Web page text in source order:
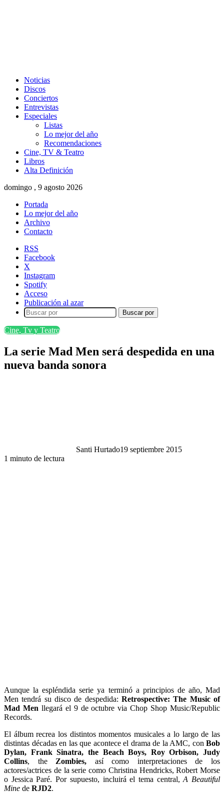
Noticias
Discos
Conciertos
Entrevistas
Especiales
Listas
Lo mejor del año
Recomendaciones
Cine, TV & Teatro
Libros
Alta Definición
domingo , 9 agosto 2026
Portada
Lo mejor del año
Archivo
Contacto
RSS
Facebook
X
Instagram
Spotify
Acceso
Publicación al azar
Buscar por
Cine, Tv y Teatro
La serie Mad Men será despedida en una
nueva banda sonora
Santi Hurtado19 septiembre 2015
1 minuto de lectura
Aunque la espléndida serie ya terminó a principios de año, Mad
Men tendrá su disco de despedida: Retrospective: The Music of
Mad Men llegará el 9 de octubre via Chop Shop Music/Republic
Records.
El álbum recrea los distintos momentos musicales a lo largo de las
distintas décadas en las que acontece el drama de la AMC, con Bob
Dylan, Frank Sinatra, the Beach Boys, Roy Orbison, Judy
Collins, the Zombies, así como interpretaciones de los
actores/actrices de la serie como Christina Hendricks, Robert Morse
o Jessica Paré. Por supuesto, incluirá el tema central,A Beautiful
Mine de RJD2.